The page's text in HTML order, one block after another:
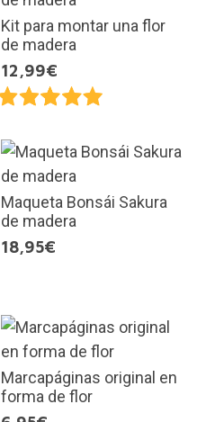
Kit para montar una flor
de madera
12,99€
Maqueta Bonsái Sakura
de madera
18,95€
Marcapáginas original en
forma de flor